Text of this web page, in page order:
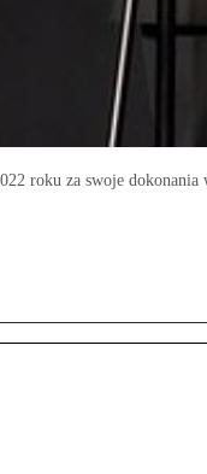
roku za swoje